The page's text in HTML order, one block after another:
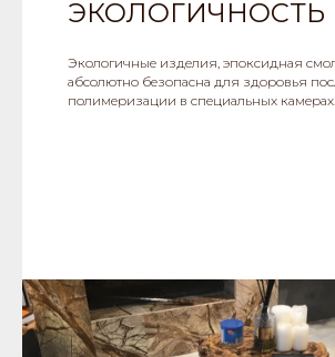
ЭКОЛОГИЧНОСТЬ
Экологичные изделия, эпоксидная
абсолютно безопасна для здоровья
полимеризации в специальных камерах.